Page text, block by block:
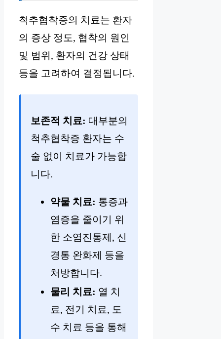
척추협착증의 치료는 환자
의 증상 정도, 협착의 원인
및 범위, 환자의 건강 상태
등을 고려하여 결정됩니다.
보존적 치료: 대부분의
척추협착증 환자는 수
술 없이 치료가 가능합
니다.
약물 치료: 통증과
염증을 줄이기 위
한 소염진통제, 신
경통 완화제 등을
처방합니다.
물리 치료: 열 치
료, 전기 치료, 도
수 치료 등을 통해